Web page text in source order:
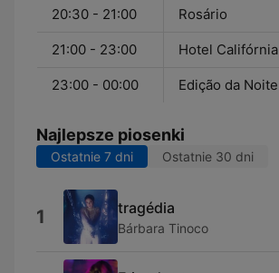
20:30 - 21:00 Rosário
21:00 - 23:00 Hotel Califórnia
23:00 - 00:00 Edição da Noite
Najlepsze piosenki
Ostatnie 7 dni Ostatnie 30 dni
1 tragédia
Bárbara Tinoco